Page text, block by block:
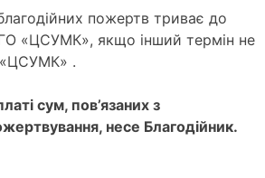
пожертв триває до
ГО «ЦСУМК», якщо інший термін не
«ЦСУМК» .
сум, пов’язаних з
несе Благодійник.